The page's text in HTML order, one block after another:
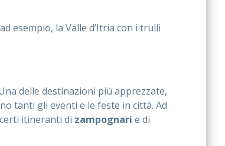
esempio, la Valle d’Itria con i trulli
delle destinazioni più apprezzate,
tanti gli eventi e le feste in città. Ad
itineranti di zampognari e di